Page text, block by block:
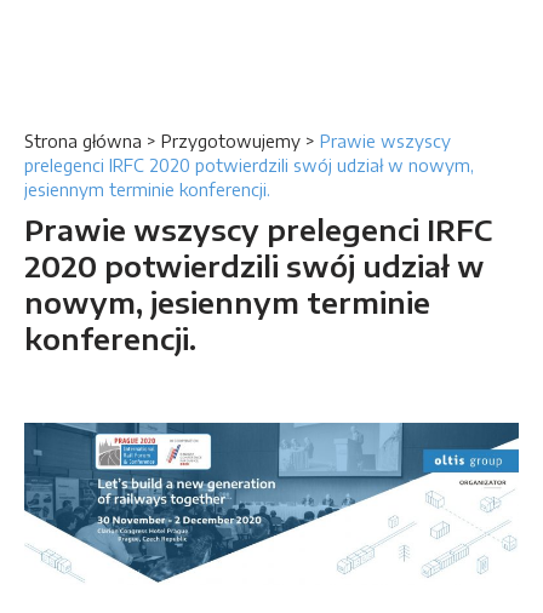
Strona główna > Przygotowujemy > Prawie wszyscy
prelegenci IRFC 2020 potwierdzili swój udział w nowym,
jesiennym terminie konferencji.
Prawie wszyscy prelegenci IRFC
2020 potwierdzili swój udział w
nowym, jesiennym terminie
konferencji.